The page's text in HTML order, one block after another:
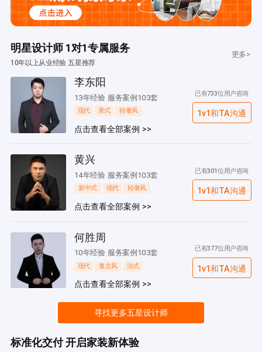
明星设计师 1对1专属服务
10年以上从业经验 五星推荐
更多>
李东阳
13年经验 服务案例103套
现代 美式 轻奢风
点击查看全部案例 >>
已有733位用户咨询
1v1和TA沟通
黄兴
14年经验 服务案例103套
新中式 现代 轻奢风
点击查看全部案例 >>
已有301位用户咨询
1v1和TA沟通
何胜周
10年经验 服务案例103套
现代 复古风 法式
点击查看全部案例 >>
已有377位用户咨询
1v1和TA沟通
寻找更多五星设计师
标准化交付 开启家装新体验